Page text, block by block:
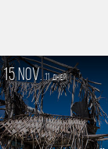
15 nov.11дней